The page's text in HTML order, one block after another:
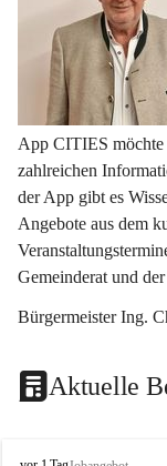
App CITIES möchte
zahlreichen
der App gibt es
Angebote aus dem
Gemeinderat und
Bürgermeister Ing.
Aktuelle